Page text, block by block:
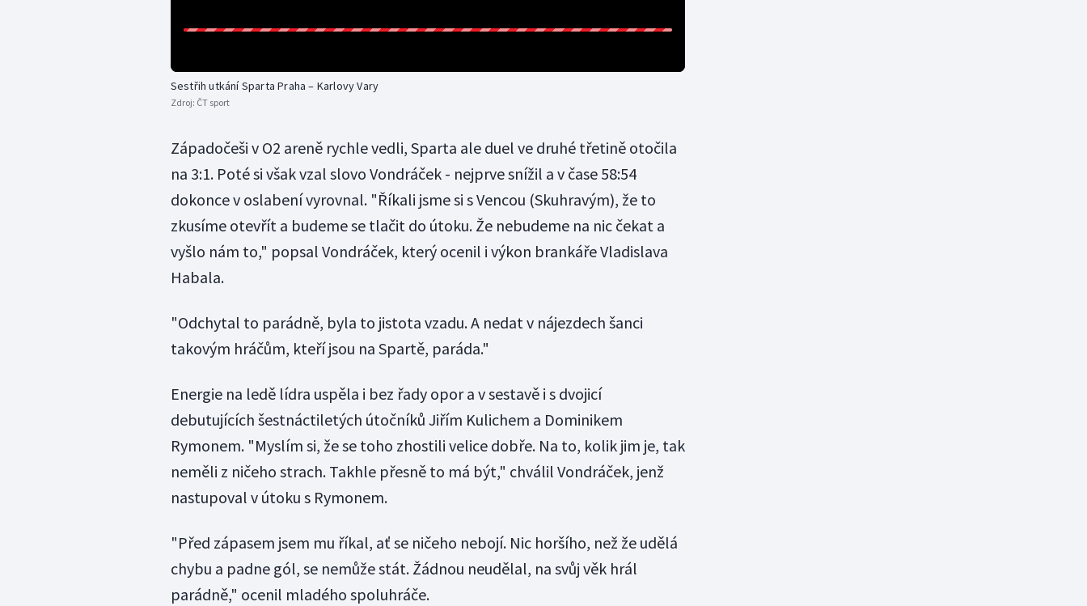
Sestřih utkání Sparta Praha – Karlovy Vary
Zdroj: ČT sport
Západočeši v O2 areně rychle vedli, Sparta ale duel ve druhé třetině otočila
na 3:1. Poté si však vzal slovo Vondráček - nejprve snížil a v čase 58:54
dokonce v oslabení vyrovnal. "Říkali jsme si s Vencou (Skuhravým), že to
zkusíme otevřít a budeme se tlačit do útoku. Že nebudeme na nic čekat a
vyšlo nám to," popsal Vondráček, který ocenil i výkon brankáře Vladislava
Habala.
"Odchytal to parádně, byla to jistota vzadu. A nedat v nájezdech šanci
takovým hráčům, kteří jsou na Spartě, paráda."
Energie na ledě lídra uspěla i bez řady opor a v sestavě i s dvojicí
debutujících šestnáctiletých útočníků Jiřím Kulichem a Dominikem
Rymonem. "Myslím si, že se toho zhostili velice dobře. Na to, kolik jim je, tak
neměli z ničeho strach. Takhle přesně to má být," chválil Vondráček, jenž
nastupoval v útoku s Rymonem.
"Před zápasem jsem mu říkal, ať se ničeho nebojí. Nic horšího, než že udělá
chybu a padne gól, se nemůže stát. Žádnou neudělal, na svůj věk hrál
parádně," ocenil mladého spoluhráče.